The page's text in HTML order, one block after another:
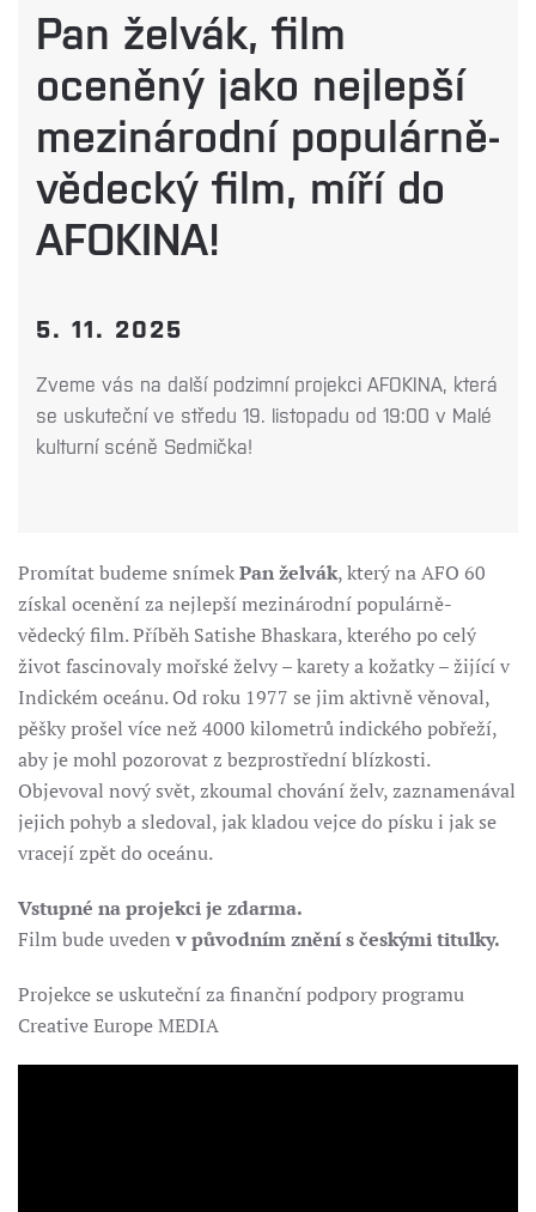
Pan želvák, film
oceněný jako nejlepší
mezinárodní populárně-
vědecký film, míří do
AFOKINA!
5. 11. 2025
Zveme vás na další podzimní projekci AFOKINA, která
se uskuteční ve středu 19. listopadu od 19:00 v Malé
kulturní scéně Sedmička!
Promítat budeme snímekPan želvák, který na AFO 60
získal ocenění za nejlepší mezinárodní populárně-
vědecký film. Příběh Satishe Bhaskara, kterého po celý
život fascinovaly mořské želvy – karety a kožatky – žijící v
Indickém oceánu. Od roku 1977 se jim aktivně věnoval,
pěšky prošel více než 4000 kilometrů indického pobřeží,
aby je mohl pozorovat z bezprostřední blízkosti.
Objevoval nový svět, zkoumal chování želv, zaznamenával
jejich pohyb a sledoval, jak kladou vejce do písku i jak se
vracejí zpět do oceánu.
Vstupné na projekci je zdarma.
Film bude uveden v původním znění s českými titulky.
Projekce se uskuteční za finanční podpory programu
Creative Europe MEDIA